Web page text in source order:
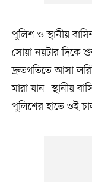
পুলিশ ও স্থানীয়
সোয়া নয়টার দিকে
দ্রুতগতিতে আসা
মারা যান। স্থানীয়
পুলিশের হাতে ওই